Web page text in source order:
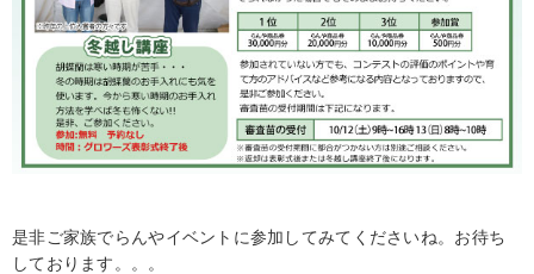
是非ご家族でらんやイベントに参加してみてくださいね。お待ち
しております。。。